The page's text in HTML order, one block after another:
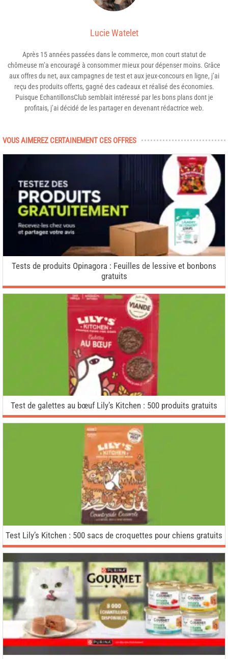
Lucie Watelet
Après 15 années passées dans le commerce, mon court statut de
chômeuse m’a encouragé à consommer mieux pour dépenser moins. Grâce
aux offres du net, aux campagnes de test et aux jeux-concours en ligne, j’ai
reçu des produits offerts, gagné des cadeaux et réalisé des économies.
Puisque EchantillonsClub semblait intéressé par les bons plans dont je
profitais, j’ai décidé de les partager en devenant rédactrice web.
VOUS AIMEREZ CERTAINEMENT CES OFFRES
Tests de produits Opinagora : Feuilles de lessive et bonbons
gratuits
Test de galettes au bœuf Lily’s Kitchen : 500 produits gratuits
Test Lily’s Kitchen : 500 sacs de croquettes pour chiens gratuits